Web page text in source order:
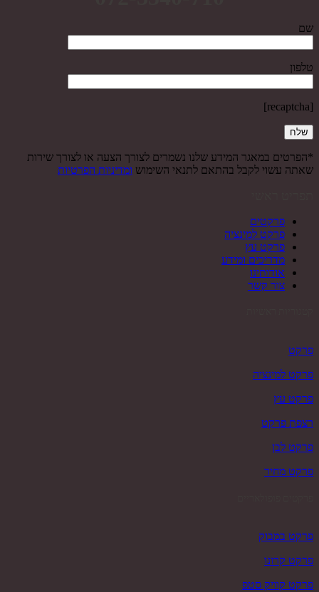
שם
טלפון
[recaptcha]
*הפרטים במאגר המידע שלנו נשמרים לצורך הצעה או לצורך שירות
שאתה עשוי לקבל בהתאם לתנאי השימוש ומדיניות הפרטיות
פרקטים
פרקט למינציה
פרקט עץ
מדריכים ומידע
אודותינו
צור קשר
פרקט
פרקט למינציה
פרקט עץ
רצפת פרקט
פרקט לבן
פרקט מחיר
פרקט במבוק
פרקט קרונו
פרקט קוויק סטפ